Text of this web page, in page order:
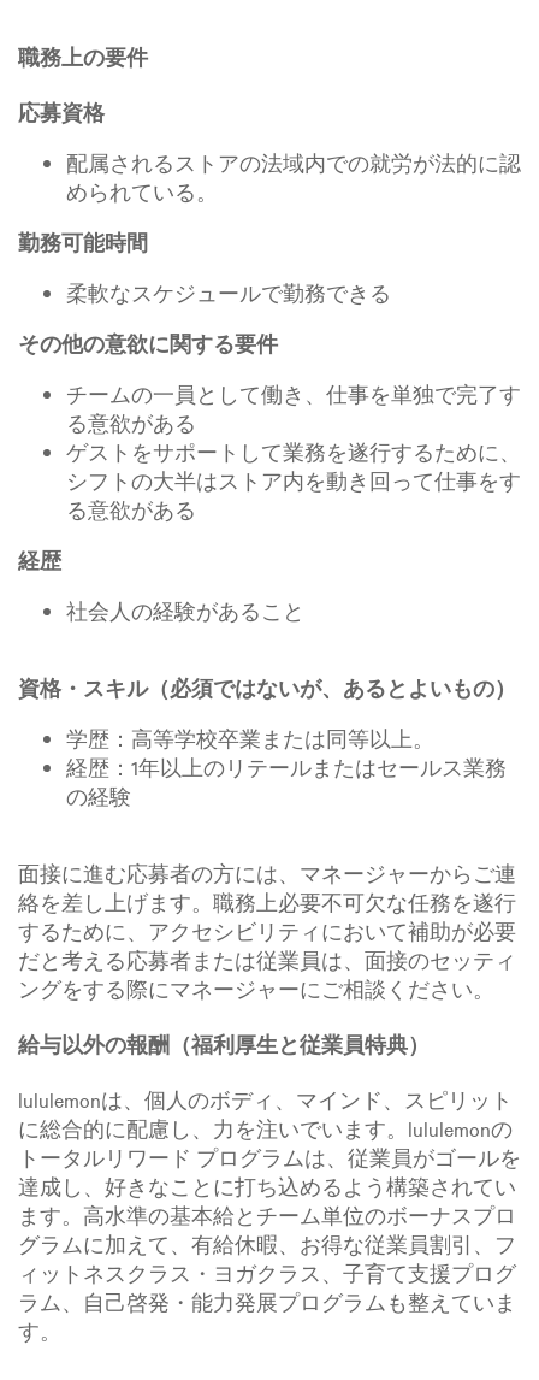
職務上の要件
応募資格
配属されるストアの法域内での就労が法的に認
められている。
勤務可能時間
柔軟なスケジュールで勤務できる
その他の意欲に関する要件
チームの一員として働き、仕事を単独で完了す
る意欲がある
ゲストをサポートして業務を遂行するために、
シフトの大半はストア内を動き回って仕事をす
る意欲がある
経歴
社会人の経験があること
資格・スキル（必須ではないが、あるとよいもの）
学歴：高等学校卒業または同等以上。
経歴：1年以上のリテールまたはセールス業務
の経験
面接に進む応募者の方には、マネージャーからご連
絡を差し上げます。職務上必要不可欠な任務を遂行
するために、アクセシビリティにおいて補助が必要
だと考える応募者または従業員は、面接のセッティ
ングをする際にマネージャーにご相談ください。
給与以外の報酬（福利厚生と従業員特典）
lululemonは、個人のボディ、マインド、スピリット
に総合的に配慮し、力を注いでいます。lululemonの
トータルリワード プログラムは、従業員がゴールを
達成し、好きなことに打ち込めるよう構築されてい
ます。高水準の基本給とチーム単位のボーナスプロ
グラムに加えて、有給休暇、お得な従業員割引、フ
ィットネスクラス・ヨガクラス、子育て支援プログ
ラム、自己啓発・能力発展プログラムも整えていま
す。